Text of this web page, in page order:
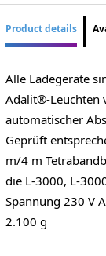
Product details
Alle Ladegeräte
Adalit®-Leuchten
automatischer
Geprüft
m/4 m
die L-3000, L-
Spannung 230 V
2.100 g